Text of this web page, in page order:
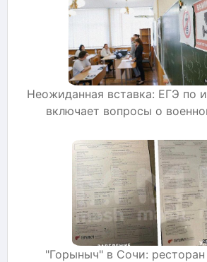
Неожиданная вставка: ЕГЭ по
включает вопросы о
"Горыныч" в Сочи: